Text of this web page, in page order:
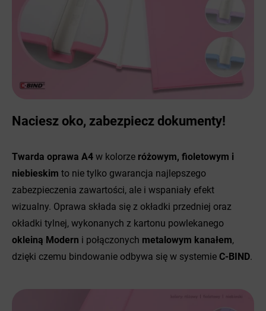
Naciesz oko, zabezpiecz dokumenty!
Twarda oprawa A4 w kolorze różowym, fioletowym i
niebieskim to nie tylko gwarancja najlepszego
zabezpieczenia zawartości, ale i wspaniały efekt
wizualny. Oprawa składa się z okładki przedniej oraz
okładki tylnej, wykonanych z kartonu powlekanego
okleiną Modern i połączonych metalowym kanałem,
dzięki czemu bindowanie odbywa się w systemie C-BIND.